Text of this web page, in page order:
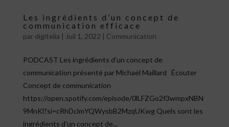
Les ingrédients d’un concept de
communication efficace
par digitelia | Juil 1, 2022 | Communication
PODCAST Les ingrédients d’un concept de
communication présenté par Michaël Maillard Écouter
Concept de communication
https://open.spotify.com/episode/0lLFZGo2f3wmpxNBN
9MnKl?si=cRhDclmYQWysbB2MzqUKwg Quels sont les
ingrédients d’un concept de...